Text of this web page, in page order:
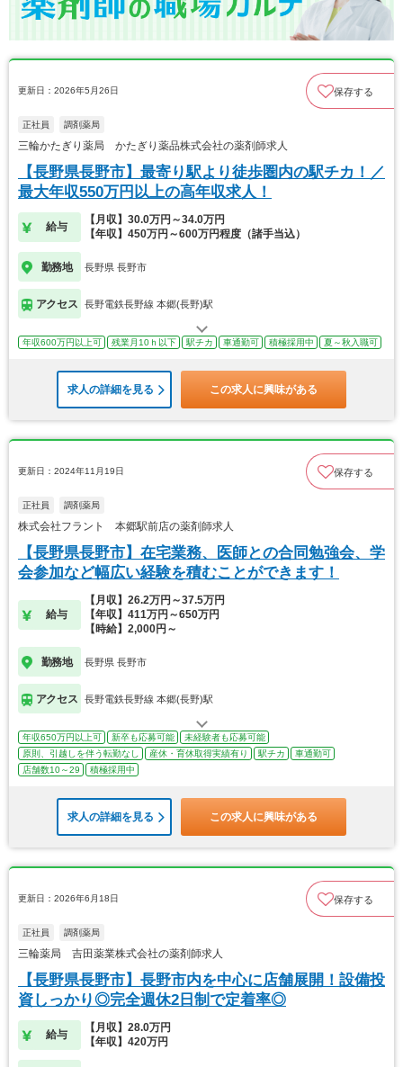
更新日：2026年5月26日 保存する
正社員 調剤薬局
三輪かたぎり薬局 かたぎり薬品株式会社の薬剤師求人
【長野県長野市】最寄り駅より徒歩圏内の駅チカ！／
最大年収550万円以上の高年収求人！
給与
【月収】30.0万円～34.0万円
【年収】450万円～600万円程度（諸手当込）
勤務地 長野県 長野市
アクセス 長野電鉄長野線 本郷(長野)駅
年収600万円以上可 残業月10ｈ以下 駅チカ 車通勤可 積極採用中 夏～秋入職可
求人の詳細を見る この求人に興味がある
更新日：2024年11月19日 保存する
正社員 調剤薬局
株式会社フラント 本郷駅前店の薬剤師求人
【長野県長野市】在宅業務、医師との合同勉強会、学
会参加など幅広い経験を積むことができます！
給与
【月収】26.2万円～37.5万円
【年収】411万円～650万円
【時給】2,000円～
勤務地 長野県 長野市
アクセス 長野電鉄長野線 本郷(長野)駅
年収650万円以上可 新卒も応募可能
未経験者も応募可能
原則、引越しを伴う転勤なし
産休・育休取得実績有り 駅チカ
車通勤可
店舗数10～29
積極採用中
求人の詳細を見る この求人に興味がある
更新日：2026年6月18日 保存する
正社員 調剤薬局
三輪薬局 吉田薬業株式会社の薬剤師求人
【長野県長野市】長野市内を中心に店舗展開！設備投
資しっかり◎完全週休2日制で定着率◎
給与
【月収】28.0万円
【年収】420万円